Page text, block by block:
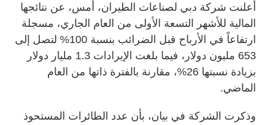
أعلنت شركة دبي لصناعات الطيران، أمس، عن نتائجها
المالية للأشهر التسعة الأولى من العام الجاري، مسجلة
ارتفاعاً في الأرباح قبل الضرائب بنسبة 100% لتصل إلى
653 مليون دولار، فيما بلغت الإيرادات 1.3 مليار دولار
بزيادة نسبتها 26%، مقارنة بالفترة ذاتها من العام
الماضي.
وذكرت الشركة في بيان، بأن عدد الطائرات المستحوذ